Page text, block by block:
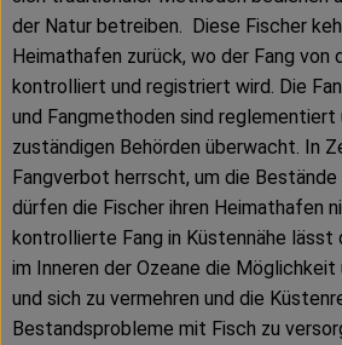
der Natur betreiben.
Diese Fischer
Heimathafen zurück, wo der Fang von
kontrolliert und registriert wird. Die
und Fangmethoden sind reglementiert
zuständigen Behörden überwacht. In
Fangverbot herrscht, um die
dürfen die Fischer ihren Heimathafen
kontrollierte Fang in Küstennähe lässt
im Inneren der Ozeane die
und sich zu vermehren und die
Bestandsprobleme mit Fisch zu